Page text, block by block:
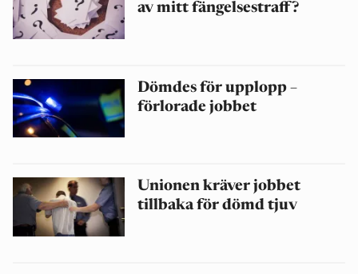
av mitt fängelsestraff?
Dömdes för upplopp –
förlorade jobbet
Unionen kräver jobbet
tillbaka för dömd tjuv